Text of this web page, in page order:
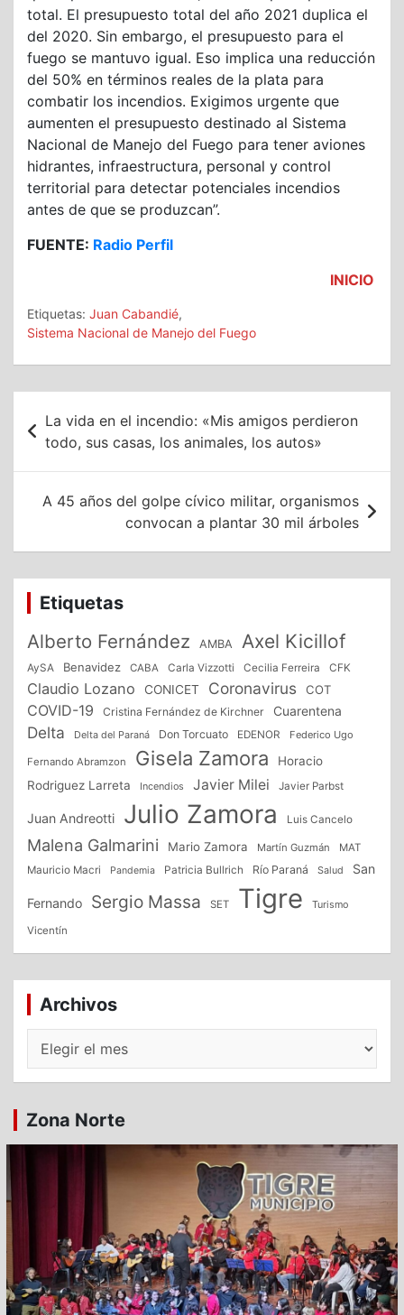
total. El presupuesto total del año 2021 duplica el
del 2020. Sin embargo, el presupuesto para el
fuego se mantuvo igual. Eso implica una reducción
del 50% en términos reales de la plata para
combatir los incendios. Exigimos urgente que
aumenten el presupuesto destinado al Sistema
Nacional de Manejo del Fuego para tener aviones
hidrantes, infraestructura, personal y control
territorial para detectar potenciales incendios
antes de que se produzcan”.
FUENTE: Radio Perfil
INICIO
Etiquetas: Juan Cabandié,
Sistema Nacional de Manejo del Fuego
Navegación
de
entradas
La vida en el incendio: «Mis amigos perdieron
todo, sus casas, los animales, los autos»
A 45 años del golpe cívico militar, organismos
convocan a plantar 30 mil árboles
Etiquetas
Alberto Fernández AMBA Axel Kicillof
AySA Benavidez CABA Carla Vizzotti Cecilia Ferreira CFK
Claudio Lozano CONICET Coronavirus COT
COVID-19 Cristina Fernández de Kirchner Cuarentena
Delta Delta del Paraná Don Torcuato EDENOR Federico Ugo
Fernando Abramzon Gisela Zamora
Horacio
Rodriguez Larreta
Incendios Javier Milei Javier Parbst
Juan Andreotti Julio Zamora Luis Cancelo
Malena Galmarini Mario Zamora Martín Guzmán
MAT
Mauricio Macri
Pandemia Patricia Bullrich Río Paraná Salud San
Fernando Sergio Massa SET Tigre Turismo
Vicentín
Archivos
Archivos
Zona Norte